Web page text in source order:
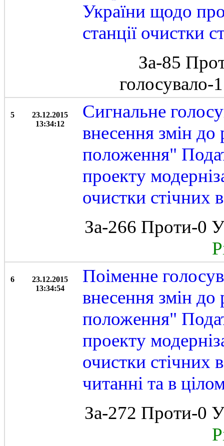
України щодо
станції очистки
За-85
голосувало-
5
23.12.2015
13:34:12
Сигнальне
внесення змін
положення"
проекту
очистки
За-266 Проти-0
6
23.12.2015
13:34:54
Поіменне
внесення змін
положення"
проекту
очистки
читанні та в
За-272 Проти-0